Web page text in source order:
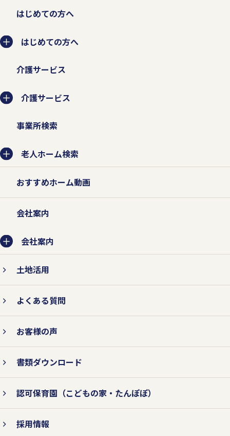
はじめての方へ
はじめての方へ
介護サービス
介護サービス
事業所検索
老人ホーム検索
おすすめホーム動画
会社案内
会社案内
土地活用
よくある質問
お客様の声
書類ダウンロード
認可保育園 （こどもの家・たんぽぽ）
採用情報